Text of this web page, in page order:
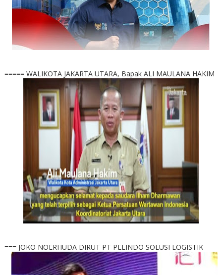
===== WALIKOTA JAKARTA UTARA, Bapak ALI MAULANA HAKIM
=== JOKO NOERHUDA DIRUT PT PELINDO SOLUSI LOGISTIK